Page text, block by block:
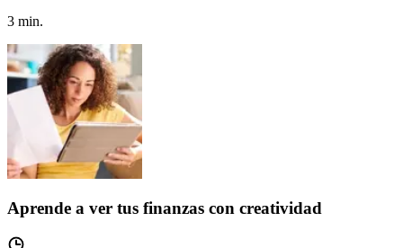
3 min.
Aprende a ver tus finanzas con creatividad